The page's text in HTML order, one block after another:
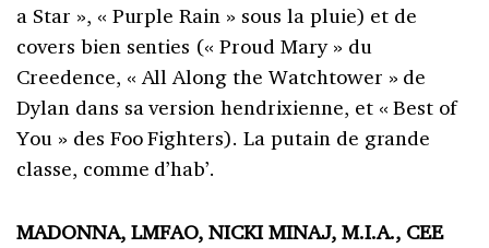
a Star », « Purple Rain » sous la pluie) et de
covers bien senties (« Proud Mary » du
Creedence, « All Along the Watchtower » de
Dylan dans sa version hendrixienne, et « Best of
You » des Foo Fighters). La putain de grande
classe, comme d’hab’.
MADONNA, LMFAO, NICKI MINAJ, M.I.A., CEE